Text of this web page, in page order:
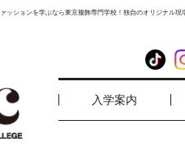
ッションを学ぶなら東京服飾専門学校！独自のオリジナル
入学案内